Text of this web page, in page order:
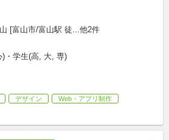
[富山市/富山駅 徒...他2件
・学生(高, 大, 専)
デザイン
Web・アプリ制作